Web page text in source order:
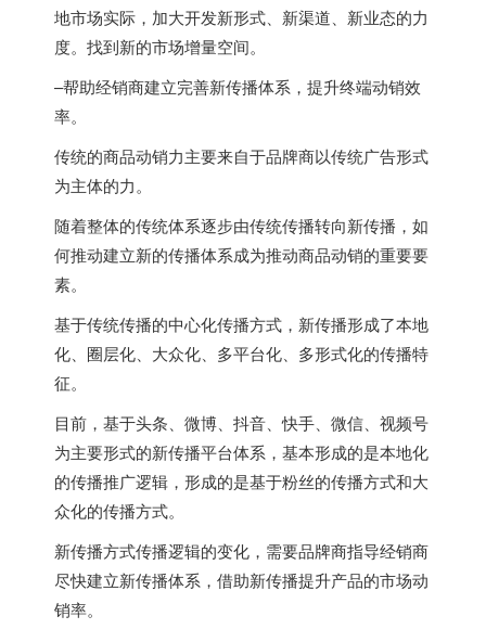
地市场实际，加大开发新形式、新渠道、新业态的力
度。找到新的市场增量空间。
–帮助经销商建立完善新传播体系，提升终端动销效
率。
传统的商品动销力主要来自于品牌商以传统广告形式
为主体的力。
随着整体的传统体系逐步由传统传播转向新传播，如
何推动建立新的传播体系成为推动商品动销的重要要
素。
基于传统传播的中心化传播方式，新传播形成了本地
化、圈层化、大众化、多平台化、多形式化的传播特
征。
目前，基于头条、微博、抖音、快手、微信、视频号
为主要形式的新传播平台体系，基本形成的是本地化
的传播推广逻辑，形成的是基于粉丝的传播方式和大
众化的传播方式。
新传播方式传播逻辑的变化，需要品牌商指导经销商
尽快建立新传播体系，借助新传播提升产品的市场动
销率。